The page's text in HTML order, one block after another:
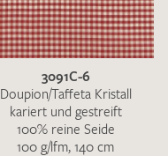
3091C-6
Doupion/Taffeta Kristall
kariert und gestreift
100% reine Seide
100 g/lfm, 140 cm